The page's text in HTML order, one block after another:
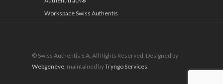
Workspace Swiss Authentis
© Swiss Authentis S.A. All Rights Reserved. Designed by
Webgenève, maintained byTryngo Services.